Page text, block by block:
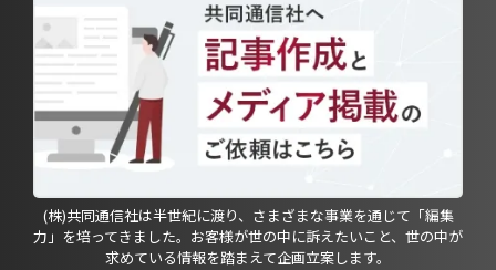
(株)共同通信社は半世紀に渡り、さまざまな事業を通じて「編集
力」を培ってきました。お客様が世の中に訴えたいこと、世の中が
求めている情報を踏まえて企画立案します。